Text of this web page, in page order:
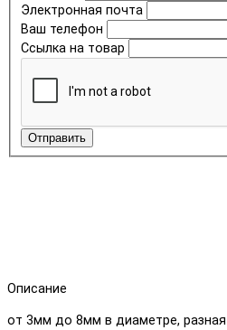
Электронная почта
Ваш телефон
Ссылка на товар
Отправить
Описание
от 3мм до 8мм в диаметре, разная